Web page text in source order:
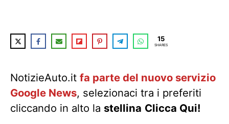
15
SHARES
NotizieAuto.it fa parte del nuovo servizio
Google News, selezionaci tra i preferiti
cliccando in alto la stellina Clicca Qui!